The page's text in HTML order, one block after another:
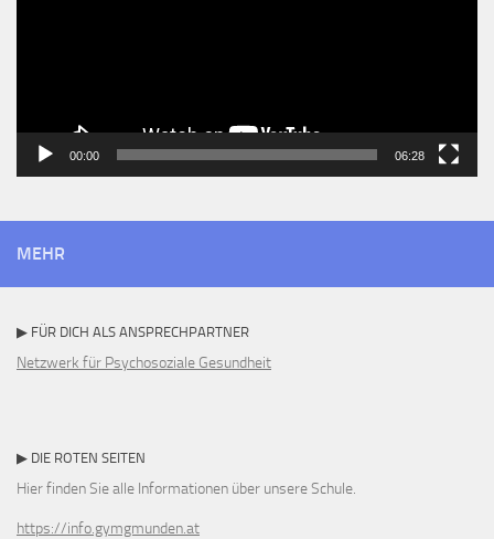
00:00 06:28
MEHR
▶ FÜR DICH ALS ANSPRECHPARTNER
Netzwerk für Psychosoziale Gesundheit
▶ DIE ROTEN SEITEN
Hier finden Sie alle Informationen über unsere Schule.
https://info.gymgmunden.at